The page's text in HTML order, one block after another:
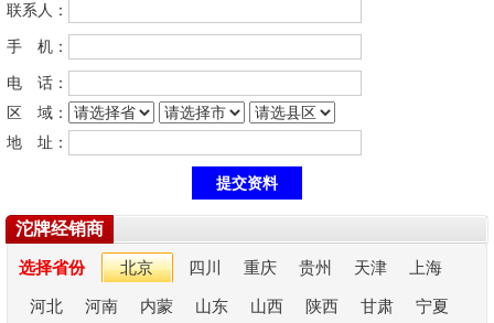
联系人：
手 机：
电 话：
区 域：
地 址：
沱牌经销商
选择省份 北京 四川 重庆 贵州 天津 上海
河北 河南 内蒙 山东 山西 陕西 甘肃 宁夏